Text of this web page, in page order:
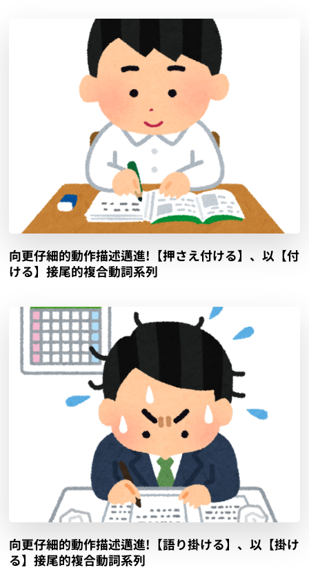
向更仔細的動作描述邁進!【押さえ付ける】、以【付
ける】接尾的複合動詞系列
向更仔細的動作描述邁進!【語り掛ける】、以【掛け
る】接尾的複合動詞系列